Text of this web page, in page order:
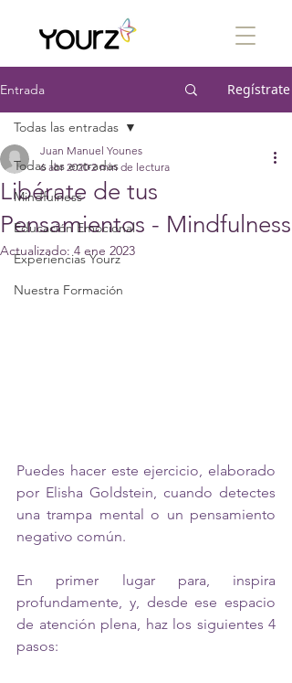
Entrada Regístrate
Todas las entradas
Mindfulness
Educación Emocional
Experiencias Yourz
Nuestra Formación
Todas las entradas
Libérate de tus
Pensamientos - Mindfulness
Juan Manuel Younes
6 abr 2020 2 min de lectura
Actualizado:4 ene 2023
Puedes hacer este ejercicio, elaborado
por Elisha Goldstein, cuando detectes
una trampa mental o un pensamiento
negativo común.
En primer lugar para, inspira
profundamente, y, desde ese espacio
de atención plena, haz los siguientes 4
pasos: